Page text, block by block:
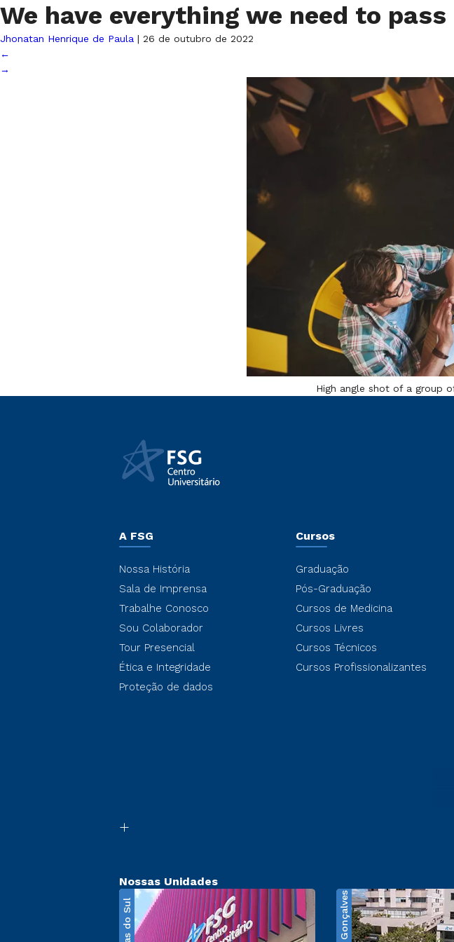
We have everything we need to pass
Jhonatan Henrique de Paula | 26 de outubro de 2022
←
→
High angle shot of a group
A FSG
Nossa História
Sala de Imprensa
Trabalhe Conosco
Sou Colaborador
Tour Presencial
Ética e Integridade
Proteção de dados
Cursos
Graduação
Pós-Graduação
Cursos de Medicina
Cursos Livres
Cursos Técnicos
Cursos Profissionalizantes
Nossas Unidades